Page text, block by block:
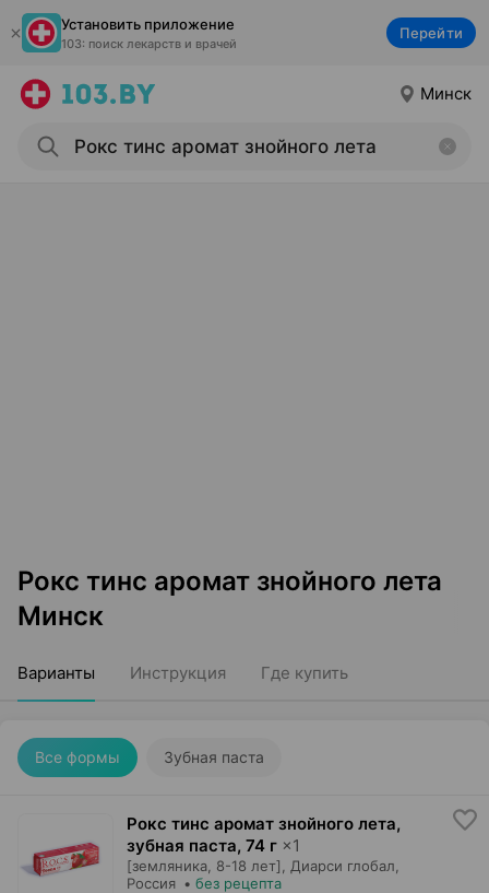
Установить приложение
103: поиск лекарств и врачей
Перейти
Минск
Рокс тинс аромат знойного лета
Минск
Варианты Инструкция Где купить
Все формы Зубная паста
Рокс тинс аромат знойного лета,
зубная паста, 74 г ×1
[земляника, 8-18 лет], Диарси глобал
Россия • без рецепта